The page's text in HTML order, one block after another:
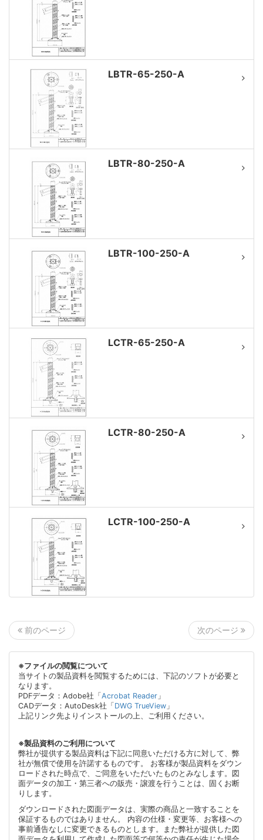
LBTR-65-250-A
LBTR-80-250-A
LBTR-100-250-A
LCTR-65-250-A
LCTR-80-250-A
LCTR-100-250-A
前のページ 次のページ
※ファイルの閲覧について
当サイトの製品資料を閲覧するためには、下記のソフトが必要と
なります。
PDFデータ：Adobe社「Acrobat Reader 」
CADデータ：AutoDesk社「DWG TrueView 」
上記リンク先よりインストールの上、ご利用ください。
※製品資料のご利用について
弊社が提供する製品資料は下記に同意いただける方に対して、弊
社が無償で使用を許諾するものです。 お客様が製品資料をダウン
ロードされた時点で、ご同意をいただいたものとみなします。図
面データの加工・第三者への販売・譲渡を行うことは、固くお断
りします。
ダウンロードされた図面データは、実際の商品と一致することを
保証するものではありません。 内容の仕様・変更等、お客様への
事前通告なしに変更できるものとします。また弊社が提供した図